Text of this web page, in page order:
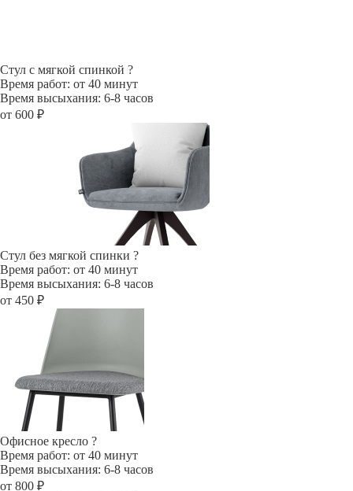
Стул с мягкой спинкой ?
Время работ: от 40 минут
Время высыхания: 6-8 часов
от 600 ₽
Стул без мягкой спинки ?
Время работ: от 40 минут
Время высыхания: 6-8 часов
от 450 ₽
Офисное кресло ?
Время работ: от 40 минут
Время высыхания: 6-8 часов
от 800 ₽